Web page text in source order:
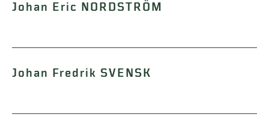
Johan Eric NORDSTRÖM
Johan Fredrik SVENSK